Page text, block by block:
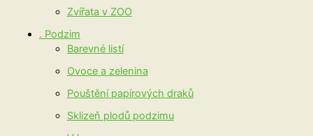
Zvířata v ZOO
. Podzim
Barevné listí
Ovoce a zelenina
Pouštění papírových draků
Sklizeň plodů podzimu